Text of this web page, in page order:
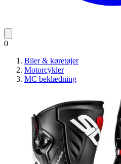
0
Biler & køretøjer
Motorcykler
MC beklædning